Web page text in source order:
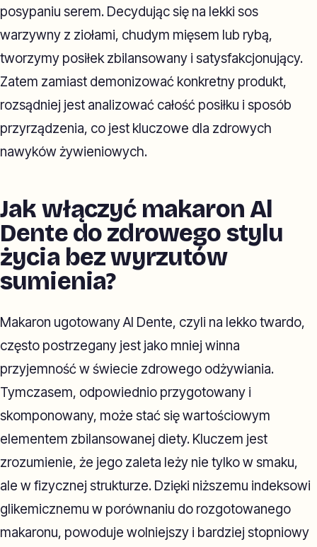
posypaniu serem. Decydując się na lekki sos
warzywny z ziołami, chudym mięsem lub rybą,
tworzymy posiłek zbilansowany i satysfakcjonujący.
Zatem zamiast demonizować konkretny produkt,
rozsądniej jest analizować całość posiłku i sposób
przyrządzenia, co jest kluczowe dla zdrowych
nawyków żywieniowych.
Jak włączyć makaron Al
Dente do zdrowego stylu
życia bez wyrzutów
sumienia?
Makaron ugotowany Al Dente, czyli na lekko twardo,
często postrzegany jest jako mniej winna
przyjemność w świecie zdrowego odżywiania.
Tymczasem, odpowiednio przygotowany i
skomponowany, może stać się wartościowym
elementem zbilansowanej diety. Kluczem jest
zrozumienie, że jego zaleta leży nie tylko w smaku,
ale w fizycznej strukturze. Dzięki niższemu indeksowi
glikemicznemu w porównaniu do rozgotowanego
makaronu, powoduje wolniejszy i bardziej stopniowy